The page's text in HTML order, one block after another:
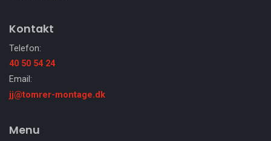
Kontakt
Telefon:
40 50 54 24
Email:
jj@tomrer-montage.dk
Menu